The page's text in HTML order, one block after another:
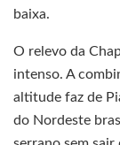
baixa.
O relevo da
intenso. A
altitude faz de
do Nordeste